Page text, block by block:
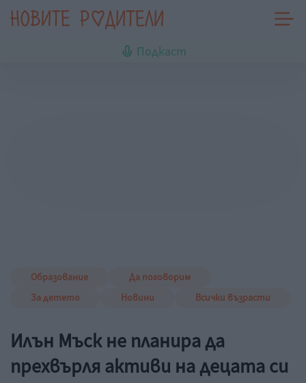
Подкаст
Образование
Да поговорим
За детето
Новини Всички възрасти
Илън Мъск не планира да
прехвърля активи на децата си